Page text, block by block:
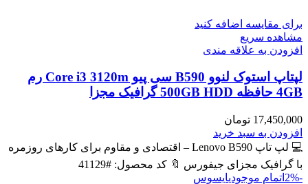
برای مقایسه اضافه کنید
مشاهده سریع
افزودن به علاقه مندی
لپتاپ استوک لنوو B590 سی پیو Core i3 3120m رم
4GB حافظه 500GB HDD گرافیک مجزا
17,450,000 تومان
افزودن به سبد خرید
💻 لپ تاپ Lenovo B590 – اقتصادی و مقاوم برای کارهای روزمره
با گرافیک مجزای جیفورس 🔖 کد محصول: #41129
-2%
اتمام موجودیایسوس